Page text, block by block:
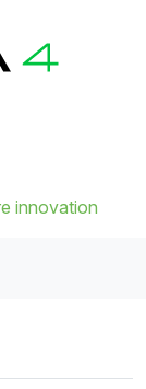
innovation